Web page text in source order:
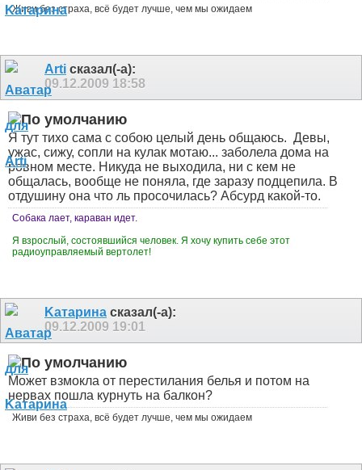
Живи без страха, всё будет лучше, чем мы ожидаем
Arti сказал(-а):
09.12.2009 18:58
Я тут тихо сама с собою целый день общаюсь. Девы,
ужас, сижу, сопли на кулак мотаю... заболела дома на
ровном месте. Никуда не выходила, ни с кем не
общалась, вообще не поняла, где заразу подцепила. В
отдушину она что ль просочилась? Абсурд какой-то.
Собака лает, караван идет.
Я взрослый, состоявшийся человек. Я хочу купить себе этот
радиоуправляемый вертолет!
Kатарина сказал(-а):
09.12.2009 19:01
Может взмокла от перестилания белья и потом на
нервах пошла курнуть на балкон?
Живи без страха, всё будет лучше, чем мы ожидаем